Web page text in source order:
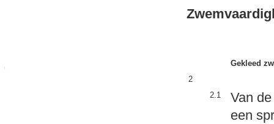
Gekleed
2
2.1
Van
een